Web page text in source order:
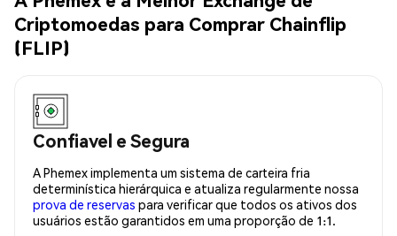
Criptomoedas para Comprar Chainflip
(FLIP)
Confiavel e Segura
A Phemex implementa um sistema de carteira fria
determinística hierárquica e atualiza regularmente nossa
prova de reservas para verificar que todos os ativos dos
usuários estão garantidos em uma proporção de 1:1.